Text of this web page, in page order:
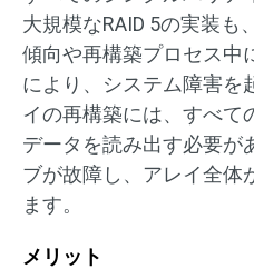
大規模なRAID 5の実装も
傾向や再構築プロセス中
により、システム障害を
イの再構築には、すべて
データを読み出す必要が
ブが故障し、アレイ全体
ます。
メリット